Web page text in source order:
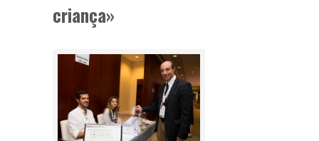
criança»